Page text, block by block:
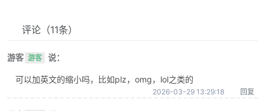
评论 （11条）
游客 游客 说：
可以加英文的缩小吗，比如plz，omg，lol之类的
2026-03-29 13:29:18 回复